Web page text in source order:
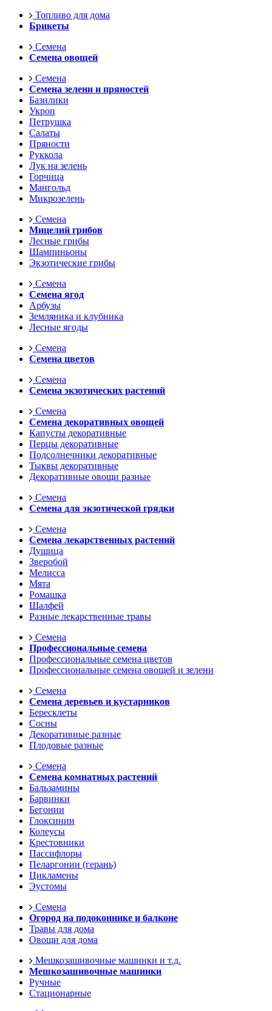
Топливо для дома
Брикеты
Семена
Семена овощей
Семена
Семена зелени и пряностей
Базилики
Укроп
Петрушка
Салаты
Пряности
Руккола
Лук на зелень
Горчица
Мангольд
Микрозелень
Семена
Мицелий грибов
Лесные грибы
Шампиньоны
Экзотические грибы
Семена
Семена ягод
Арбузы
Земляника и клубника
Лесные ягоды
Семена
Семена цветов
Семена
Семена экзотических растений
Семена
Семена декоративных овощей
Капусты декоративные
Перцы декоративные
Подсолнечники декоративные
Тыквы декоративные
Декоративные овощи разные
Семена
Семена для экзотической грядки
Семена
Семена лекарственных растений
Душица
Зверобой
Мелисса
Мята
Ромашка
Шалфей
Разные лекарственные травы
Семена
Профессиональные семена
Профессиональные семена цветов
Профессиональные семена овощей и зелени
Семена
Семена деревьев и кустарников
Бересклеты
Сосны
Декоративные разные
Плодовые разные
Семена
Семена комнатных растений
Бальзамины
Барвинки
Бегонии
Глоксинии
Колеусы
Крестовники
Пассифлоры
Пеларгонии (герань)
Цикламены
Эустомы
Семена
Огород на подоконнике и балконе
Травы для дома
Овощи для дома
Мешкозашивочные машинки и т.д.
Мешкозашивочные машинки
Ручные
Стационарные